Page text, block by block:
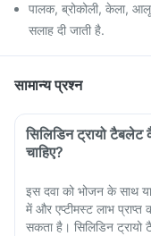
पालक, ब्रोकोली, केला,
सलाह दी जाती है.
सामान्य प्रश्न
सिलिडिन ट्रायो
चाहिए?
इस दवा को भोजन के साथ
में और एप्टीमस्ट लाभ
सकता है। सिलिडिन